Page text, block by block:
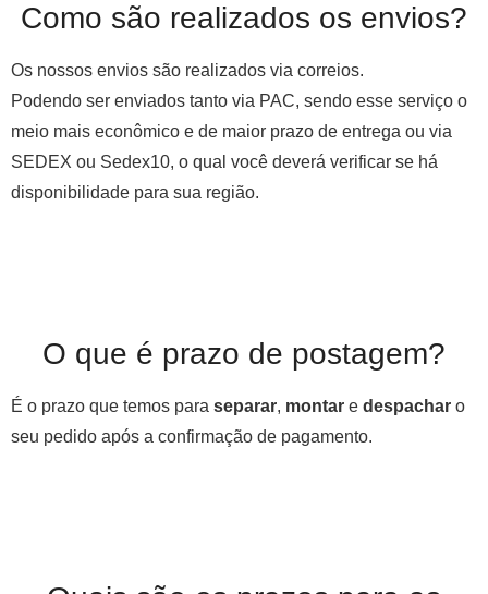
Como são realizados os envios?
Os nossos envios são realizados via correios.
Podendo ser enviados tanto via PAC, sendo esse serviço o
meio mais econômico e de maior prazo de entrega ou via
SEDEX ou Sedex10, o qual você deverá verificar se há
disponibilidade para sua região.
O que é prazo de postagem?
É o prazo que temos para separar, montar e despachar o
seu pedido após a confirmação de pagamento.